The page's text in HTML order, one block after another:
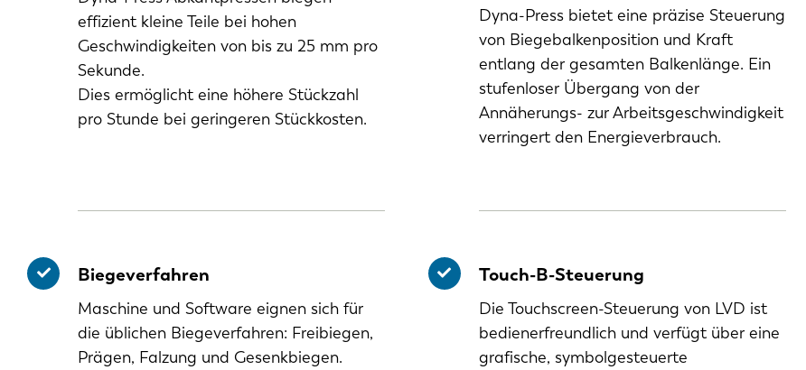
effizient kleine Teile bei hohen
Geschwindigkeiten von bis zu 25 mm pro
Sekunde.
Dies ermöglicht eine höhere Stückzahl
pro Stunde bei geringeren Stückkosten.
Dyna-Press bietet eine präzise Steuerung
von Biegebalkenposition und Kraft
entlang der gesamten Balkenlänge. Ein
stufenloser Übergang von der
Annäherungs- zur Arbeitsgeschwindigkeit
verringert den Energieverbrauch.
Biegeverfahren
Maschine und Software eignen sich für
die üblichen Biegeverfahren: Freibiegen,
Prägen, Falzung und Gesenkbiegen.
Touch-B-Steuerung
Die Touchscreen-Steuerung von LVD ist
bedienerfreundlich und verfügt über eine
grafische, symbolgesteuerte